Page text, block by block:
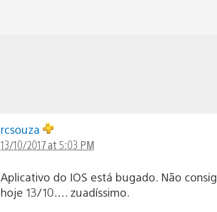
rcsouza
13/10/2017 at 5:03 PM
Aplicativo do IOS está bugado. Não
hoje 13/10…. zuadíssimo.